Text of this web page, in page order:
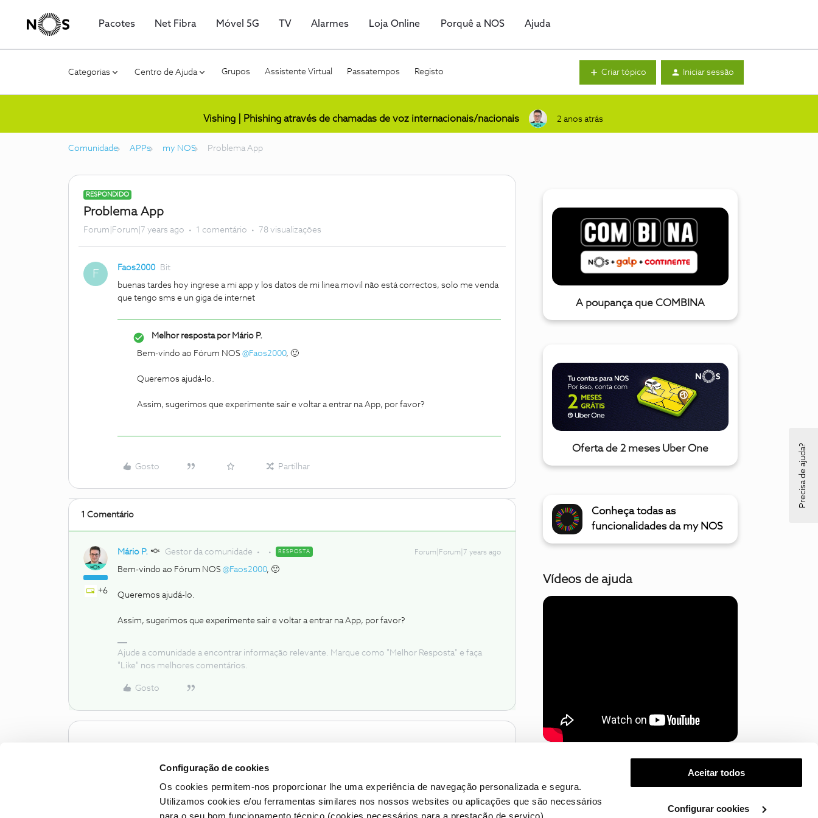
Configuração de cookies
Os cookies permitem-nos proporcionar lhe uma experiência de navegação personalizada e segura.
Utilizamos cookies e/ou ferramentas similares nos nossos websites ou aplicações que são necessários
Aceitar todos
Configurar cookies
Pacotes Net Fibra Móvel 5G TV Alarmes Loja Online Porquê a NOS Ajuda
Categorias Centro de Ajuda Grupos Assistente Virtual Passatempos Registo Criar tópico Iniciar sessão
Vishing | Phishing através de chamadas de voz internacionais/nacionais 2 anos atrás
Comunidade APPs my NOS Problema App
RESPONDIDO
Problema App
Forum|Forum|7 years ago 1 comentário 78 visualizações
F Faos2000 Bit
buenas tardes hoy ingrese a mi app y los datos de mi linea movil não está correctos, solo me venda
que tengo sms e un giga de internet
Melhor resposta porMário P.
Bem-vindo ao Fórum NOS @Faos2000, 🙂
Queremos ajudá-lo.
Assim, sugerimos que experimente sair e voltar a entrar na App, por favor?
Gosto Partilhar
1 Comentário
+6
Mário P. Gestor da comunidade RESPOSTA Forum|Forum|7 years ago
Bem-vindo ao Fórum NOS @Faos2000, 🙂
Queremos ajudá-lo.
Assim, sugerimos que experimente sair e voltar a entrar na App, por favor?
Ajude a comunidade a encontrar informação relevante. Marque como "Melhor Resposta" e faça
"Like" nos melhores comentários.
Gosto
A poupança que COMBINA
Oferta de 2 meses Uber One
Conheça todas as
funcionalidades da my NOS
Vídeos de ajuda
Precisa de ajuda?